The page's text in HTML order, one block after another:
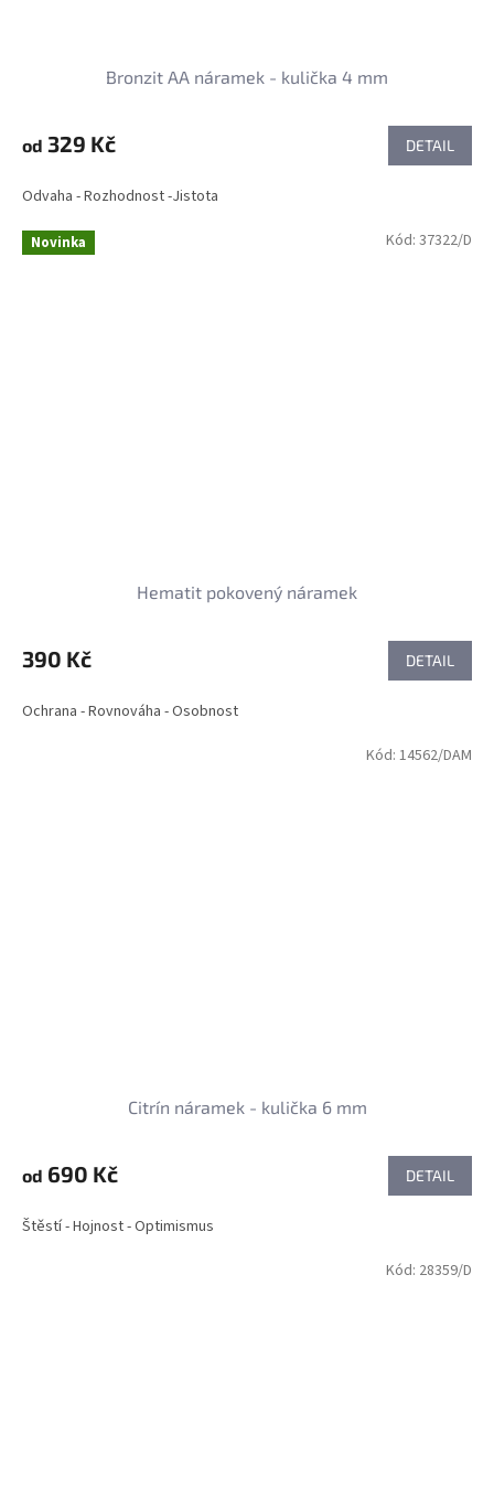
Bronzit AA náramek - kulička 4 mm
od 329 Kč DETAIL
Odvaha - Rozhodnost -Jistota
Novinka
Hematit pokovený náramek
390 Kč DETAIL
Ochrana - Rovnováha - Osobnost
Kód: 37322/D
Citrín náramek - kulička 6 mm
od 690 Kč DETAIL
Štěstí - Hojnost - Optimismus
Kód: 14562/DAM
Kód: 28359/D